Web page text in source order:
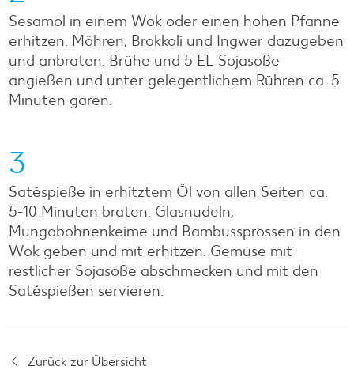
Sesamöl in einem Wok oder einen hohen Pfanne
erhitzen. Möhren, Brokkoli und Ingwer dazugeben
und anbraten. Brühe und 5 EL Sojasoße
angießen und unter gelegentlichem Rühren ca. 5
Minuten garen.
3
Satéspieße in erhitztem Öl von allen Seiten ca.
5-10 Minuten braten. Glasnudeln,
Mungobohnenkeime und Bambussprossen in den
Wok geben und mit erhitzen. Gemüse mit
restlicher Sojasoße abschmecken und mit den
Satéspießen servieren.
Zurück zur Übersicht